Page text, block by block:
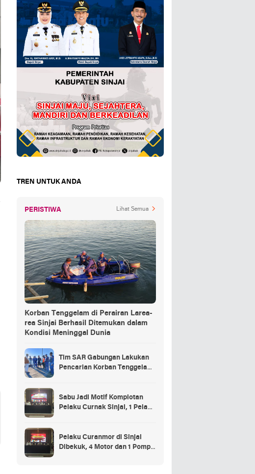
TREN UNTUK ANDA
PERISTIWA Lihat Semua
Korban Tenggelam di Perairan Larea-
rea Sinjai Berhasil Ditemukan dalam
Kondisi Meninggal Dunia
Tim SAR Gabungan Lakukan
Pencarian Korban Tenggelam
Sabu Jadi Motif Komplotan
Pelaku Curnak Sinjai, 1 Pelaku
Pelaku Curanmor di Sinjai
Dibekuk, 4 Motor dan 1 Pompa